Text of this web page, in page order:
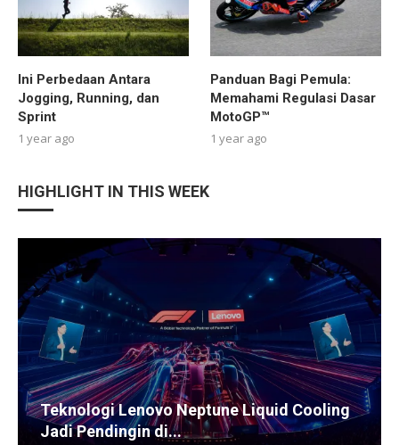
Ini Perbedaan Antara
Jogging, Running, dan
Sprint
1 year ago
Panduan Bagi Pemula:
Memahami Regulasi Dasar
MotoGP™
1 year ago
HIGHLIGHT IN THIS WEEK
Teknologi Lenovo Neptune Liquid Cooling
Jadi Pendingin di...